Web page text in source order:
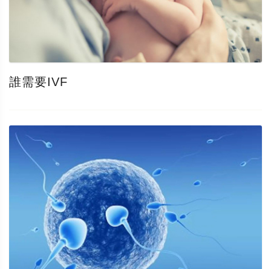
誰需要IVF